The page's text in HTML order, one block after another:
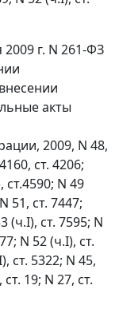
г. N 261-ФЗ
акты
2009, N 48,
ст. 4206;
ст.4590; N 49
51, ст. 7447;
(ч.I), ст. 7595; N
N 52 (ч.I), ст.
ст. 5322; N 45,
19; N 27, ст.